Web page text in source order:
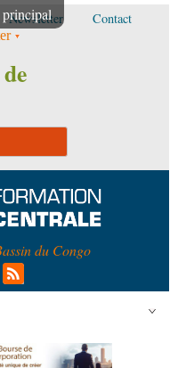
Newsletter Contact
du Congo